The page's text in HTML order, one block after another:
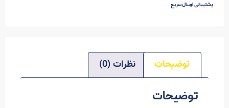
پشتیبانیارسال سریع
توضیحات نظرات (0)
توضیحات